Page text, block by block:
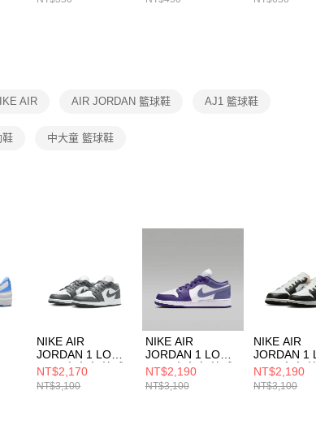
先享後付繳納相關費用。
１．透過由恩沛科技股份有限公司提供之「AFTEE先享後付」服
交易，需依本服務之必要範圍內提供個人資料，並將交易相關給
２．關於個人資料處理事宜，請瀏覽以下網址：
形，恩沛科技股份有限公司將有權停止該用戶之使用額度並採取
AIR AIR JORDAN 籃球鞋 AJ1 籃球鞋
鞋 中大童 籃球鞋
NIKE AIR
JORDAN 1 LOW
(GS) 中大童 籃球
鞋 553560044
NT$2,170
NT$3,100
NIKE AIR
JORDAN 1 LOW
(GS) 中大童 籃球
鞋 553560551
NT$2,190
NT$3,100
NIKE AIR
JORDAN 1
(GS) 大童
553560153
NT$2,190
NT$3,100